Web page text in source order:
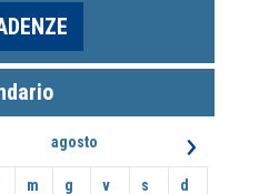
agosto ›
m g v s d